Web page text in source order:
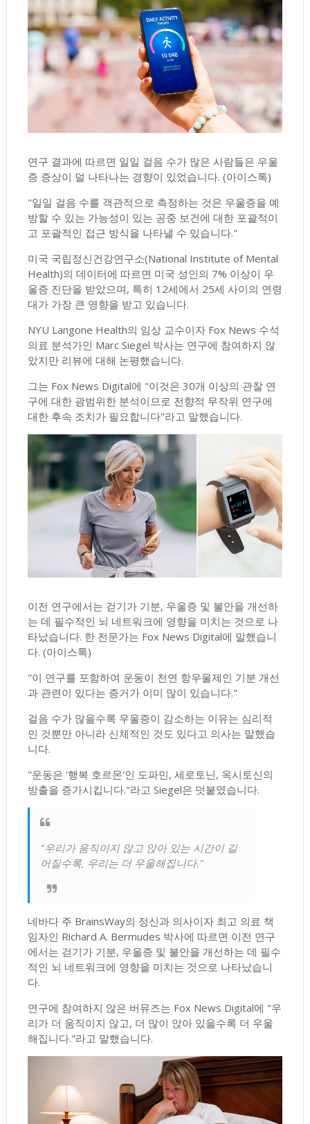
연구 결과에 따르면 일일 걸음 수가 많은 사람들은 우울
증 증상이 덜 나타나는 경향이 있었습니다. (아이스톡)
"일일 걸음 수를 객관적으로 측정하는 것은 우울증을 예
방할 수 있는 가능성이 있는 공중 보건에 대한 포괄적이
고 포괄적인 접근 방식을 나타낼 수 있습니다."
미국 국립정신건강연구소(National Institute of Mental
Health)의 데이터에 따르면 미국 성인의 7% 이상이 우
울증 진단을 받았으며, 특히 12세에서 25세 사이의 연령
대가 가장 큰 영향을 받고 있습니다.
NYU Langone Health의 임상 교수이자 Fox News 수석
의료 분석가인 Marc Siegel 박사는 연구에 참여하지 않
았지만 리뷰에 대해 논평했습니다.
그는 Fox News Digital에 "이것은 30개 이상의 관찰 연
구에 대한 광범위한 분석이므로 전향적 무작위 연구에
대한 후속 조치가 필요합니다"라고 말했습니다.
이전 연구에서는 걷기가 기분, 우울증 및 불안을 개선하
는 데 필수적인 뇌 네트워크에 영향을 미치는 것으로 나
타났습니다. 한 전문가는 Fox News Digital에 말했습니
다. (아이스톡)
"이 연구를 포함하여 운동이 천연 항우울제인 기분 개선
과 관련이 있다는 증거가 이미 많이 있습니다."
걸음 수가 많을수록 우울증이 감소하는 이유는 심리적
인 것뿐만 아니라 신체적인 것도 있다고 의사는 말했습
니다.
"운동은 '행복 호르몬'인 도파민, 세로토닌, 옥시토신의
방출을 증가시킵니다."라고 Siegel은 덧붙였습니다.
"우리가 움직이지 않고 앉아 있는 시간이 길
어질수록, 우리는 더 우울해집니다."
네바다 주 BrainsWay의 정신과 의사이자 최고 의료 책
임자인 Richard A. Bermudes 박사에 따르면 이전 연구
에서는 걷기가 기분, 우울증 및 불안을 개선하는 데 필수
적인 뇌 네트워크에 영향을 미치는 것으로 나타났습니
다.
연구에 참여하지 않은 버뮤즈는 Fox News Digital에 "우
리가 더 움직이지 않고, 더 많이 앉아 있을수록 더 우울
해집니다."라고 말했습니다.